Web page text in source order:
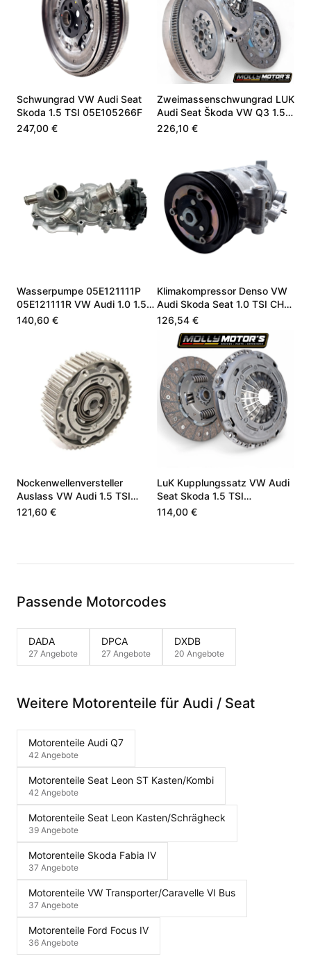
Schwungrad VW Audi Seat
Skoda 1.5 TSI 05E105266F
247,00 €
Zweimassenschwungrad LUK
Audi Seat Škoda VW Q3 1.5
TSI 05E105266G
226,10 €
Wasserpumpe 05E121111P
05E121111R VW Audi 1.0 1.5
TSI Neu
140,60 €
Klimakompressor Denso VW
Audi Skoda Seat 1.0 TSI CHZ
5Q0820803P
126,54 €
Nockenwellenversteller
Auslass VW Audi 1.5 TSI
05E109088E
121,60 €
LuK Kupplungssatz VW Audi
Seat Skoda 1.5 TSI
05E141015F
114,00 €
Passende Motorcodes
DADA
27 Angebote
DPCA
27 Angebote
DXDB
20 Angebote
Weitere Motorenteile für Audi / Seat
Motorenteile Audi Q7
42 Angebote
Motorenteile Seat Leon ST Kasten/Kombi
42 Angebote
Motorenteile Seat Leon Kasten/Schrägheck
39 Angebote
Motorenteile Skoda Fabia IV
37 Angebote
Motorenteile VW Transporter/Caravelle VI Bus
37 Angebote
Motorenteile Ford Focus IV
36 Angebote